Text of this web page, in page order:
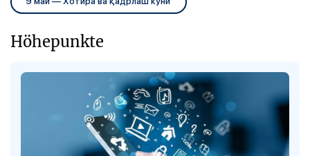
Höhepunkte